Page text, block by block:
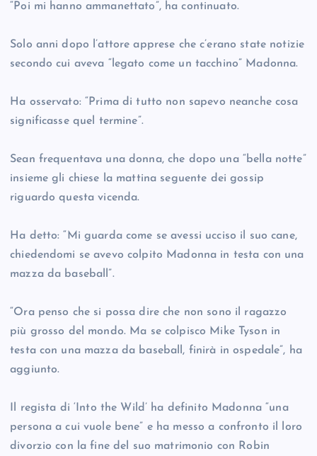
“Poi mi hanno ammanettato”, ha continuato.
Solo anni dopo l’attore apprese che c’erano state notizie
secondo cui aveva “legato come un tacchino” Madonna.
Ha osservato: “Prima di tutto non sapevo neanche cosa
significasse quel termine”.
Sean frequentava una donna, che dopo una “bella notte”
insieme gli chiese la mattina seguente dei gossip
riguardo questa vicenda.
Ha detto: “Mi guarda come se avessi ucciso il suo cane,
chiedendomi se avevo colpito Madonna in testa con una
mazza da baseball”.
“Ora penso che si possa dire che non sono il ragazzo
più grosso del mondo. Ma se colpisco Mike Tyson in
testa con una mazza da baseball, finirà in ospedale”, ha
aggiunto.
Il regista di ‘Into the Wild’ ha definito Madonna “una
persona a cui vuole bene” e ha messo a confronto il loro
divorzio con la fine del suo matrimonio con Robin